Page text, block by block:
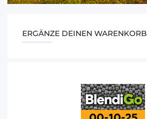
ERGÄNZE DEINEN WARENKORB